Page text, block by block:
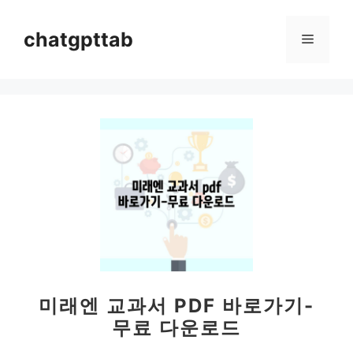
chatgpttab 메
미래엔 교과서 PDF 바로가기-
무료 다운로드